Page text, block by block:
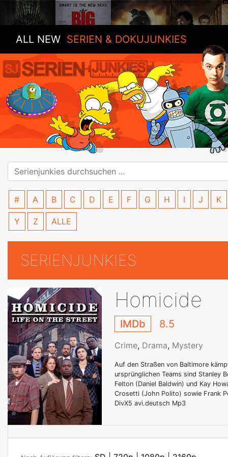
ALL NEW SERIEN & DOKUJUNKIES
# A B C D E F G H I J K
Y Z ALLE
SERIENJUNKIES
Homicide
IMDb 8.5
Crime, Drama, Mystery
Auf den Straßen von Baltimore
ursprünglichen Teams sind Stanley
Felton (Daniel Baldwin) und Kay
Crosetti (John Polito) sowie Frank
DivX5 avi.deutsch Mp3